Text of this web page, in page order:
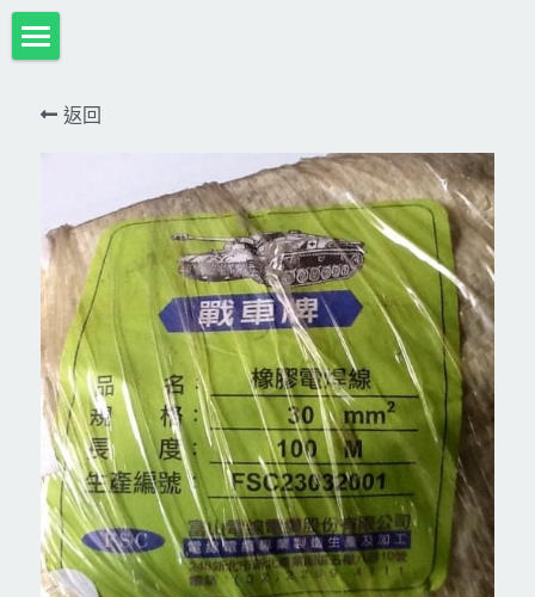
所有分類
HULK-DC POWER 浩克
MK-POWER 充電式
牧田12V含⬇︎
牧田18V
牧田36V⬇︎
牧田40V
CAN TA肯田-附件
Milwaukee米沃奇、型鋼力
18V
12V
型鋼力
電池、充電器、配件
DeWALT、STANLEY
DeWALT(得偉)
STANLEY(史丹利)
KINGTONY~KUANI專業級工具
Dewalt、Stanly 電池、配件
牧田
40V
36V
18V
12V
MT
Bosch
充電式
充電器、電池、附件專區
插電式
雷射、牆體探測等儀器
其它電動工具
CAN TA電動工具
CAN TA-附件
TAKANO 電動工具
變頻電焊機、CO2、鑽孔機
日本ASADA水管、電管壓接、油壓系列​等
HONDA發電機、引擎
返回